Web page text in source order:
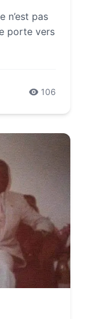
n’est pas
porte vers
106